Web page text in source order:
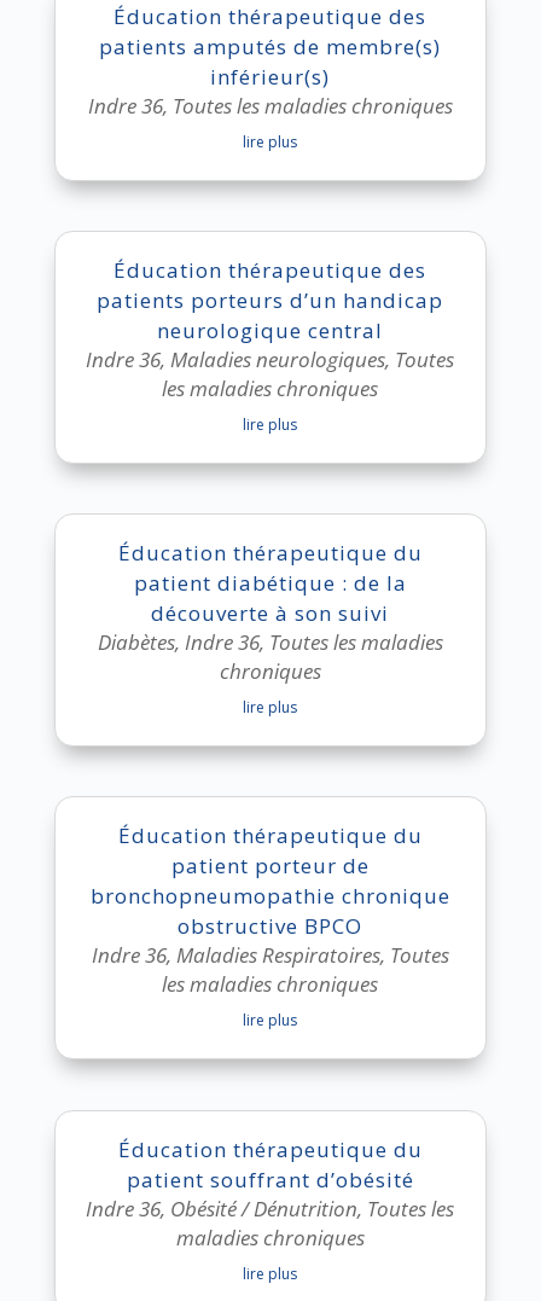
Éducation thérapeutique des
patients amputés de membre(s)
inférieur(s)
Indre 36, Toutes les maladies chroniques
lire plus
Éducation thérapeutique des
patients porteurs d’un handicap
neurologique central
Indre 36,Maladies neurologiques, Toutes
les maladies chroniques
lire plus
Éducation thérapeutique du
patient diabétique : de la
découverte à son suivi
Diabètes, Indre 36, Toutes les maladies
chroniques
lire plus
Éducation thérapeutique du
patient porteur de
bronchopneumopathie chronique
obstructive BPCO
Indre 36, Maladies Respiratoires, Toutes
les maladies chroniques
lire plus
Éducation thérapeutique du
patient souffrant d’obésité
Indre 36, Obésité / Dénutrition, Toutes les
maladies chroniques
lire plus